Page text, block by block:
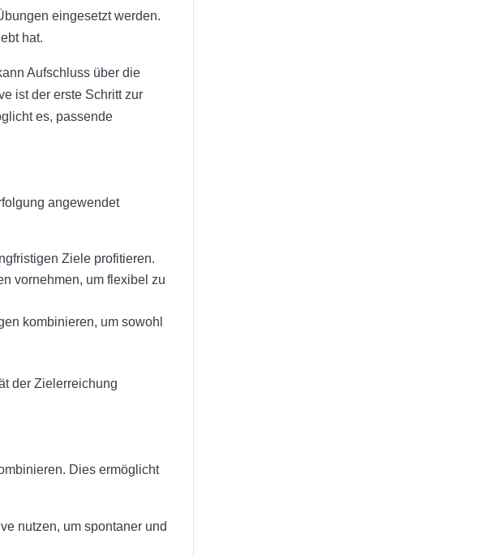
eingesetzt werden.
hat.
Aufschluss über die
ist der erste Schritt zur
es, passende
angewendet
Ziele profitieren.
vornehmen, um flexibel zu
kombinieren, um sowohl
der Zielerreichung
Dies ermöglicht
nutzen, um spontaner und